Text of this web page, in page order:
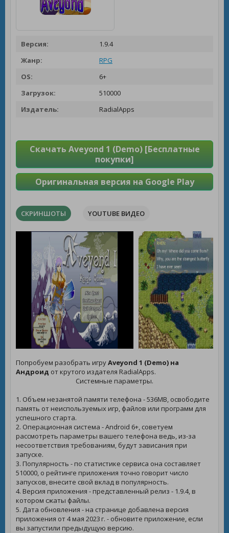
Версия:
1.9.4
Жанр:
RPG
OS:
6+
Загрузок:
510000
Издатель:
RadialApps
Скачать Aveyond 1 (Demo) [Бесплатные
покупки]
Оригинальная версия на Google Play
СКРИНШОТЫ YOUTUBE ВИДЕО
Попробуем разобрать игруAveyond 1 (Demo) на
Андроид от крутого издателя RadialApps.
Системные параметры.
1. Объем незанятой памяти телефона - 536MB, освободите
память от неиспользуемых игр, файлов или программ для
успешного старта.
2. Операционная система - Android 6+, советуем
рассмотреть параметры вашего телефона ведь, из-за
несоответствия требованиям, будут зависания при
запуске.
3. Популярность - по статистике сервиса она составляет
510000, о рейтинге приложения точно говорит число
запусков, внесите свой вклад в популярность.
4. Версия приложения - представленный релиз - 1.9.4, в
котором сжаты файлы.
5. Дата обновления - на странице добавлена версия
приложения от 4 мая 2023 г. - обновите приложение, если
вы запустили предыдущую версию.